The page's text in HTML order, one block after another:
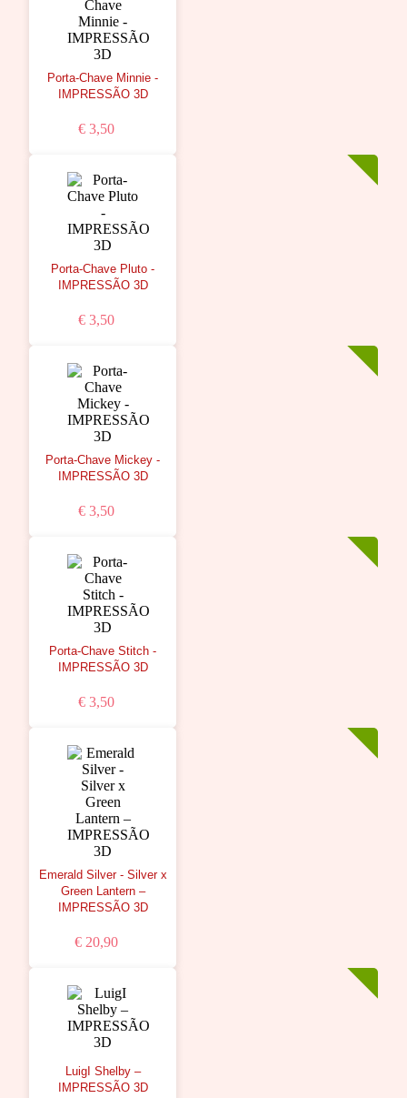
Porta-Chave Minnie -
IMPRESSÃO 3D
€ 3,50
Porta-Chave Pluto -
IMPRESSÃO 3D
€ 3,50
Porta-Chave Mickey -
IMPRESSÃO 3D
€ 3,50
Porta-Chave Stitch -
IMPRESSÃO 3D
€ 3,50
Emerald Silver - Silver x
Green Lantern –
IMPRESSÃO 3D
€ 20,90
LuigI Shelby –
IMPRESSÃO 3D